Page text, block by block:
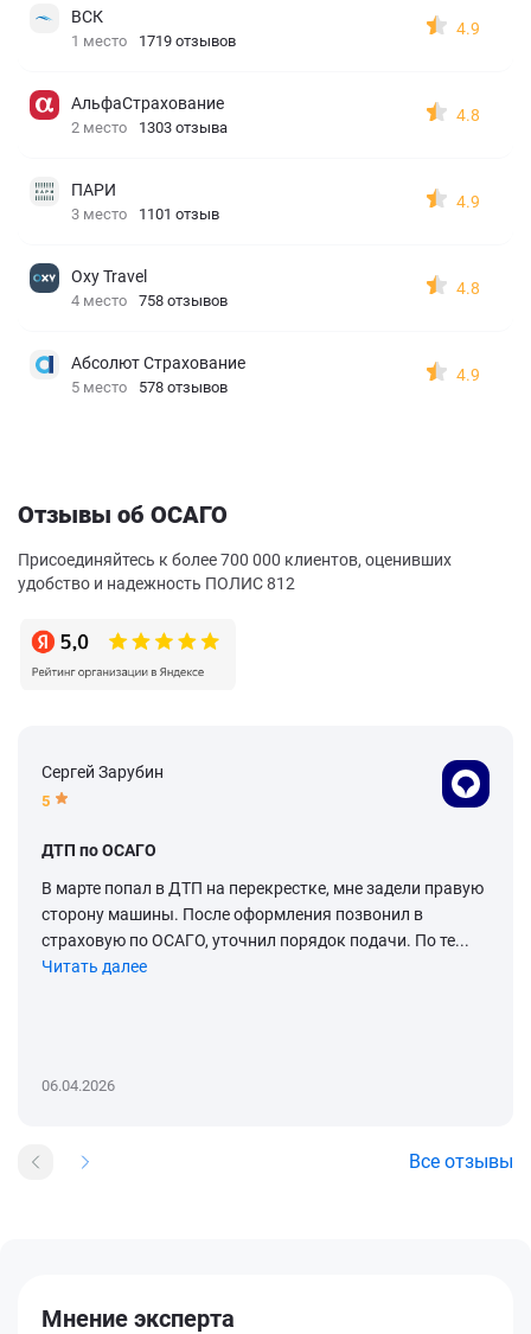
ВСК
1 место 1719 отзывов
4.9
АльфаСтрахование
2 место 1303 отзыва
4.8
ПАРИ
3 место 1101 отзыв
4.9
Oxy Travel
4 место 758 отзывов
4.8
Абсолют Страхование
5 место 578 отзывов
4.9
Отзывы об ОСАГО
Присоединяйтесь к более 700 000 клиентов, оценивших
удобство и надежность ПОЛИС 812
Сергей Зарубин
5
ДТП по ОСАГО
В марте попал в ДТП на перекрестке, мне задели правую
сторону машины. После оформления позвонил в
страховую по ОСАГО, уточнил порядок подачи. По те...
Читать далее
06.04.2026
Все отзывы
Мнение эксперта